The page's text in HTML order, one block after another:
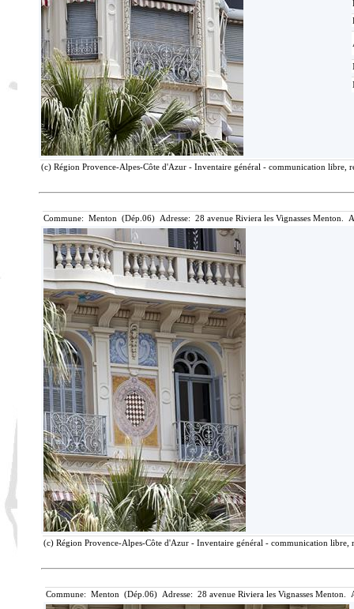
(c) Région Provence-Alpes-Côte d'Azur - Inventaire général - communication libre,
Commune: Menton (Dép.06) Adresse: 28 avenue Riviera les Vignasses Menton.
(c) Région Provence-Alpes-Côte d'Azur - Inventaire général - communication libre,
Commune: Menton (Dép.06) Adresse: 28 avenue Riviera les Vignasses